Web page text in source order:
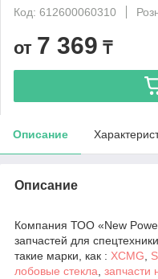
Код: 612600060310
от 7 369 ₸
Описание
Описание
Компания ТОО «New
запчастей для
такие марки, как : XCMG,
лобовые стекла, запчасти